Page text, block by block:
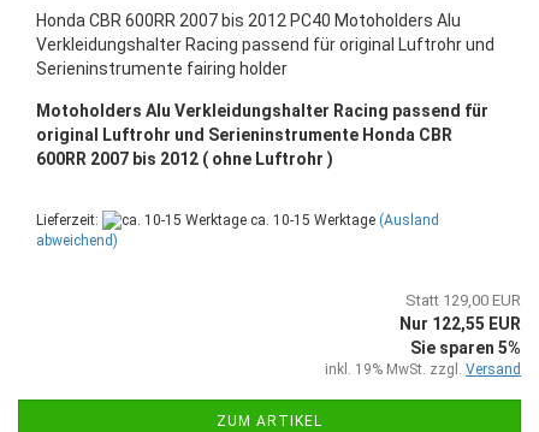
Honda CBR 600RR 2007 bis 2012 PC40 Motoholders Alu
Verkleidungshalter Racing passend für original Luftrohr und
Serieninstrumente fairing holder
Motoholders Alu Verkleidungshalter Racing passend für
original Luftrohr und Serieninstrumente Honda CBR
600RR 2007 bis 2012 ( ohne Luftrohr )
Lieferzeit: ca. 10-15 Werktage (Ausland
abweichend)
Statt 129,00 EUR
Nur 122,55 EUR
Sie sparen 5%
inkl. 19% MwSt. zzgl. Versand
ZUM ARTIKEL